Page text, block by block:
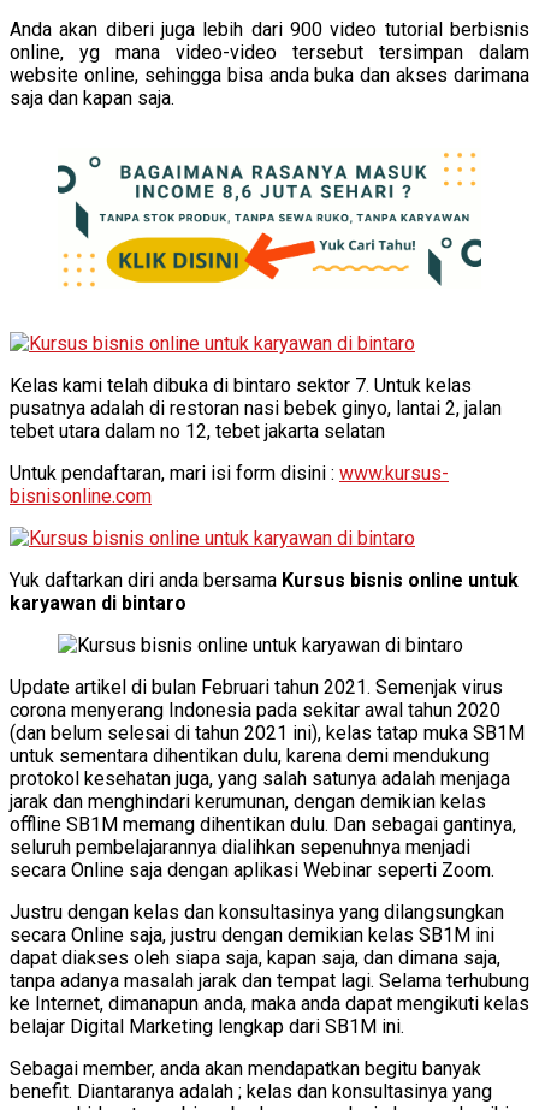
Anda akan diberi juga lebih dari 900 video tutorial berbisnis
online, yg mana video-video tersebut tersimpan dalam
website online, sehingga bisa anda buka dan akses darimana
saja dan kapan saja.
Kelas kami telah dibuka di bintaro sektor 7. Untuk kelas
pusatnya adalah di restoran nasi bebek ginyo, lantai 2, jalan
tebet utara dalam no 12, tebet jakarta selatan
Untuk pendaftaran, mari isi form disini : www.kursus-
bisnisonline.com
Yuk daftarkan diri anda bersama Kursus bisnis online untuk
karyawan di bintaro
Update artikel di bulan Februari tahun 2021. Semenjak virus
corona menyerang Indonesia pada sekitar awal tahun 2020
(dan belum selesai di tahun 2021 ini), kelas tatap muka SB1M
untuk sementara dihentikan dulu, karena demi mendukung
protokol kesehatan juga, yang salah satunya adalah menjaga
jarak dan menghindari kerumunan, dengan demikian kelas
offline SB1M memang dihentikan dulu. Dan sebagai gantinya,
seluruh pembelajarannya dialihkan sepenuhnya menjadi
secara Online saja dengan aplikasi Webinar seperti Zoom.
Justru dengan kelas dan konsultasinya yang dilangsungkan
secara Online saja, justru dengan demikian kelas SB1M ini
dapat diakses oleh siapa saja, kapan saja, dan dimana saja,
tanpa adanya masalah jarak dan tempat lagi. Selama terhubung
ke Internet, dimanapun anda, maka anda dapat mengikuti kelas
belajar Digital Marketing lengkap dari SB1M ini.
Sebagai member, anda akan mendapatkan begitu banyak
benefit. Diantaranya adalah ; kelas dan konsultasinya yang